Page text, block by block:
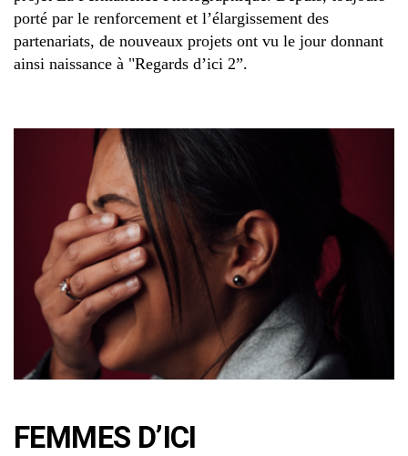
porté par le renforcement et l’élargissement des
partenariats, de nouveaux projets ont vu le jour donnant
ainsi naissance à "Regards d’ici 2”.
FEMMES D’ICI